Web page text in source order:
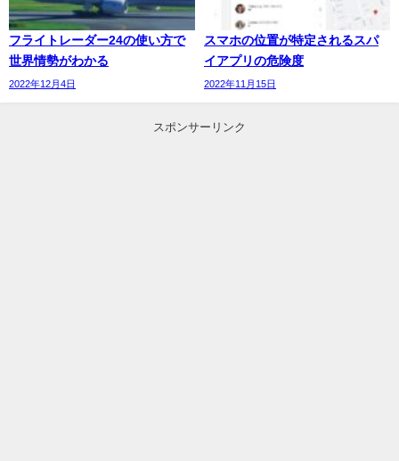
フライトレーダー24の使い方で
世界情勢がわかる
2022年12月4日
スマホの位置が特定されるスパ
イアプリの危険度
2022年11月15日
スポンサーリンク